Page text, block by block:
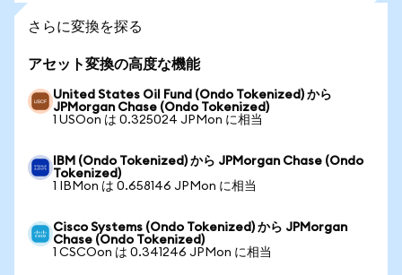
さらに変換を探る
アセット変換の高度な機能
United States Oil Fund (Ondo Tokenized) から
JPMorgan Chase (Ondo Tokenized)
1 USOon は 0.325024 JPMon に相当
IBM (Ondo Tokenized) から JPMorgan Chase (Ondo
Tokenized)
1 IBMon は 0.658146 JPMon に相当
Cisco Systems (Ondo Tokenized) から JPMorgan
Chase (Ondo Tokenized)
1 CSCOon は 0.341246 JPMon に相当